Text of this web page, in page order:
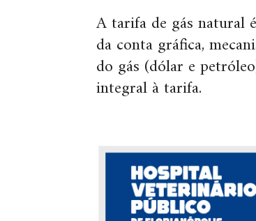
A tarifa de gás natural
da conta gráfica,
do gás (dólar e
integral à tarifa.